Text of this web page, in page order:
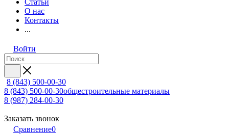
Статьи
О нас
Контакты
...
Войти
8 (843) 500-00-30
8 (843) 500-00-30общестроительные материалы
8 (987) 284-00-30
Заказать звонок
Сравнение0